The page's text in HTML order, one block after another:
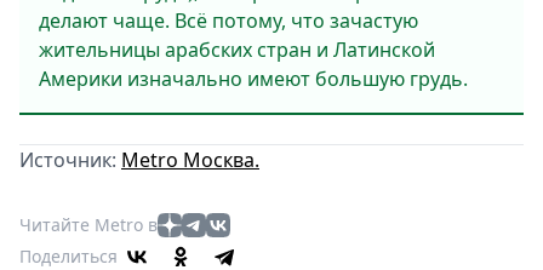
делают чаще. Всё потому, что зачастую
жительницы арабских стран и Латинской
Америки изначально имеют большую грудь.
Источник: Metro Москва.
Читайте Metro в
Поделиться